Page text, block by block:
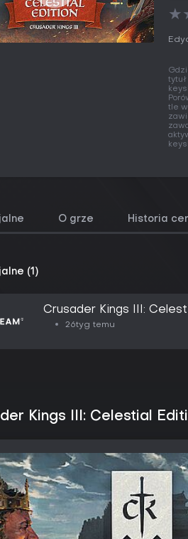
★
tle
O grze Historia
(1)
Crusader Kings III:
26tyg temu
Kings III: Celestial